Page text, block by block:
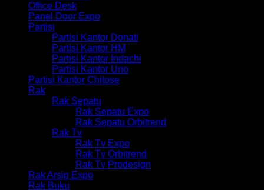
Office Desk
Panel Door Expo
Partisi
Partisi Kantor Donati
Partisi Kantor HM
Partisi Kantor Indachi
Partisi Kantor Uno
Partisi Kantor Chitose
Rak
Rak Sepatu
Rak Sepatu Expo
Rak Sepatu Orbitrend
Rak Tv
Rak Tv Expo
Rak Tv Orbitrend
Rak Tv Prodesign
Rak Arsip Expo
Rak Buku